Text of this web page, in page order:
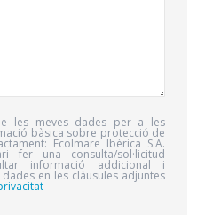
les meves dades per a les
bàsica sobre protecció de
Ecolmare Ibèrica S.A.
fer una consulta/sol·licitud
informació addicional i
en les clàusules adjuntes